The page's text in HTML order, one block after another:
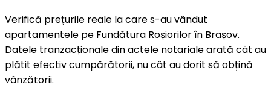
Verifică prețurile reale la care s-au vândut
apartamentele pe Fundătura Roșiorilor în Brașov.
Datele tranzacționale din actele notariale arată cât au
plătit efectiv cumpărătorii, nu cât au dorit să obțină
vânzătorii.